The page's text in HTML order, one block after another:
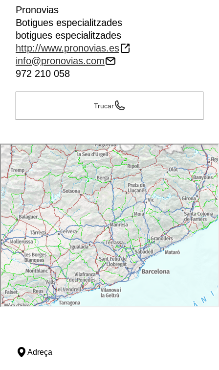
Pronovias
Botigues especialitzades
botigues especialitzades
http://www.pronovias.es
info@pronovias.com
972 210 058
Trucar
Adreça